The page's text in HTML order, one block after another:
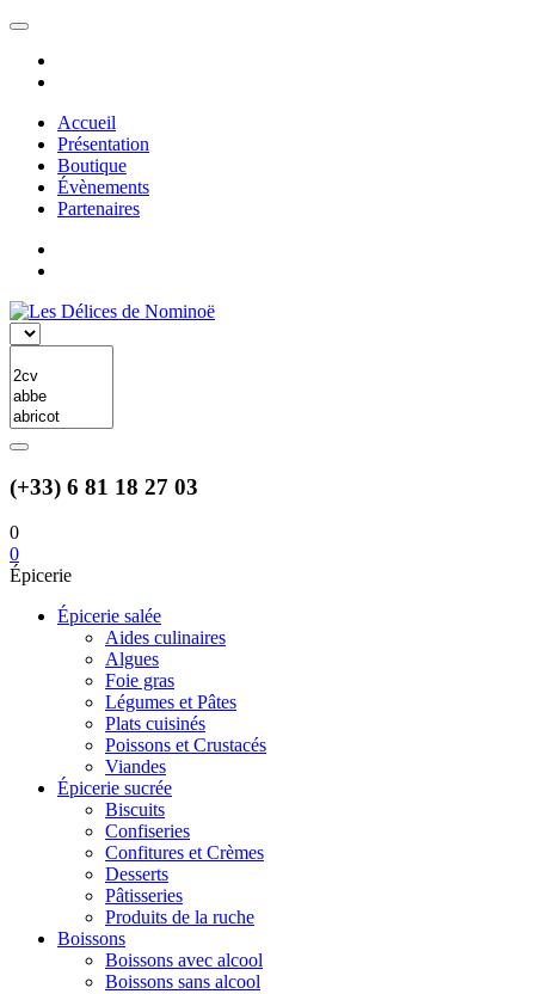
Accueil
Présentation
Boutique
Évènements
Partenaires
(+33) 6 81 18 27 03
0
0
Épicerie
Épicerie salée
Aides culinaires
Algues
Foie gras
Légumes et Pâtes
Plats cuisinés
Poissons et Crustacés
Viandes
Épicerie sucrée
Biscuits
Confiseries
Confitures et Crèmes
Desserts
Pâtisseries
Produits de la ruche
Boissons
Boissons avec alcool
Boissons sans alcool